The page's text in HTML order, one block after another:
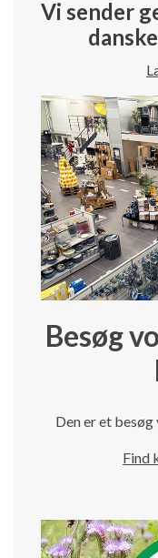
Vi sender
Besøg
Den er et
Find